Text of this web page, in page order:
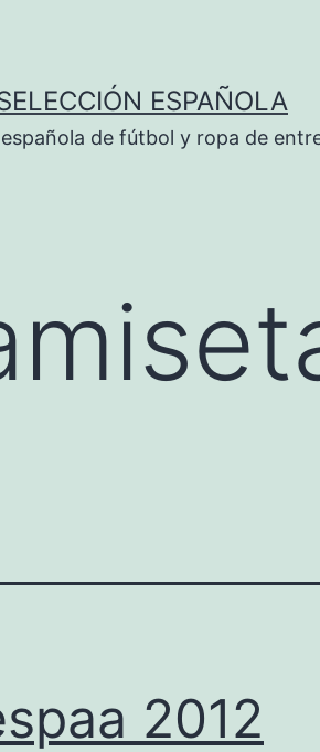
ESPAÑOLA
de fútbol y ropa de
2012